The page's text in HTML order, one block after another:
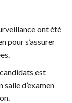
ont été
pour s’assurer
est
d’examen